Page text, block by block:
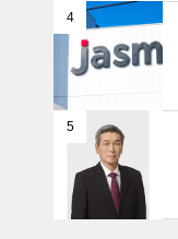
4
5